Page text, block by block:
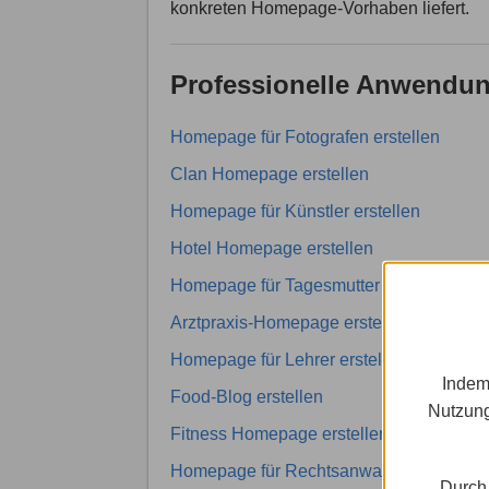
konkreten Homepage-Vorhaben liefert.
Professionelle
Homepage für Fotografen erstellen
Clan Homepage erstellen
Homepage für Künstler erstellen
Hotel Homepage erstellen
Homepage für Tagesmutter erstellen
Arztpraxis-Homepage erstellen
Homepage für Lehrer erstellen
Food-Blog erstellen
Fitness Homepage erstellen
Homepage für Rechtsanwalt erstellen